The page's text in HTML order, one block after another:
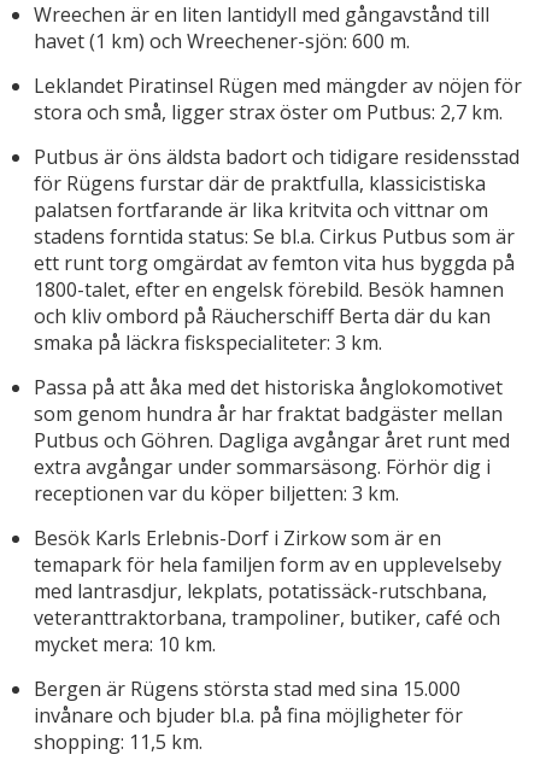
Wreechen är en liten lantidyll med gångavstånd till
havet (1 km) och Wreechener-sjön: 600 m.
Leklandet Piratinsel Rügen med mängder av nöjen för
stora och små, ligger strax öster om Putbus: 2,7 km.
Putbus är öns äldsta badort och tidigare residensstad
för Rügens furstar där de praktfulla, klassicistiska
palatsen fortfarande är lika kritvita och vittnar om
stadens forntida status: Se bl.a. Cirkus Putbus som är
ett runt torg omgärdat av femton vita hus byggda på
1800-talet, efter en engelsk förebild. Besök hamnen
och kliv ombord på Räucherschiff Berta där du kan
smaka på läckra fiskspecialiteter: 3 km.
Passa på att åka med det historiska ånglokomotivet
som genom hundra år har fraktat badgäster mellan
Putbus och Göhren. Dagliga avgångar året runt med
extra avgångar under sommarsäsong. Förhör dig i
receptionen var du köper biljetten: 3 km.
Besök Karls Erlebnis-Dorf i Zirkow som är en
temapark för hela familjen form av en upplevelseby
med lantrasdjur, lekplats, potatissäck-rutschbana,
veteranttraktorbana, trampoliner, butiker, café och
mycket mera: 10 km.
Bergen är Rügens största stad med sina 15.000
invånare och bjuder bl.a. på fina möjligheter för
shopping: 11,5 km.